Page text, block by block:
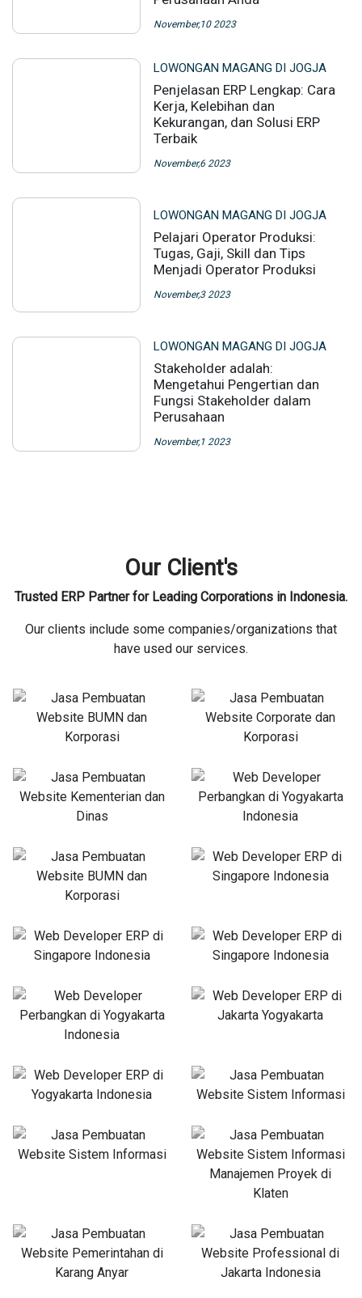
November,10 2023
LOWONGAN MAGANG DI JOGJA
Penjelasan ERP Lengkap: Cara
Kerja, Kelebihan dan
Kekurangan, dan Solusi ERP
Terbaik
November,6 2023
LOWONGAN MAGANG DI JOGJA
Pelajari Operator Produksi:
Tugas, Gaji, Skill dan Tips
Menjadi Operator Produksi
November,3 2023
LOWONGAN MAGANG DI JOGJA
Stakeholder adalah:
Mengetahui Pengertian dan
Fungsi Stakeholder dalam
Perusahaan
November,1 2023
Our Client's
Trusted ERP Partner for Leading Corporations in Indonesia.
Our clients include some companies/organizations that
have used our services.